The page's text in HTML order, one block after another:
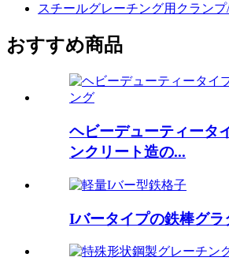
スチールグレーチング用クラン
おすすめ商品
ヘビーデューティータ
ンクリート造の...
Iバータイプの鉄棒グラ